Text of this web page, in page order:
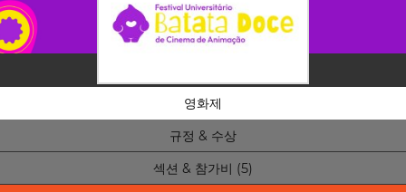
영화제
규정 & 수상
섹션 & 참가비 (5)